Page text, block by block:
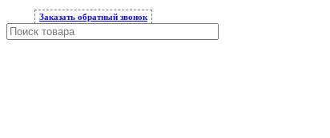
Заказать обратный звонок